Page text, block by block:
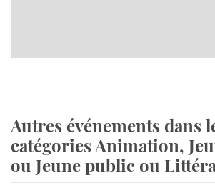
Autres événements dans
catégories Animation,
ou Jeune public ou